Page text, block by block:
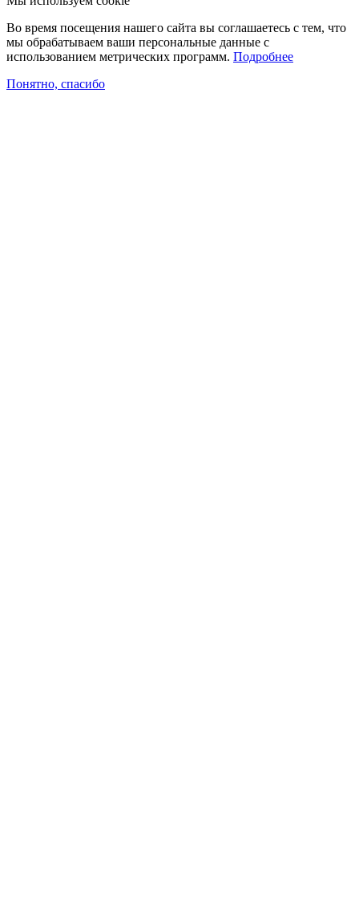
Во время посещения нашего сайта вы соглашаетесь с тем, что
мы обрабатываем ваши персональные данные с
использованием метрических программ. Подробнее
Понятно, спасибо